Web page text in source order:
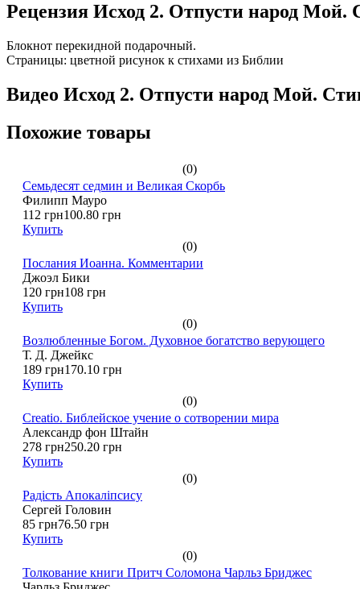
Рецензия Исход 2. Отпусти народ Мой.
Блокнот перекидной подарочный.
Страницы: цветной рисунок к стихами из Библии
Видео Исход 2. Отпусти народ Мой.
Похожие товары
(0)
Семьдесят седмин и Великая Скорбь
Филипп Мауро
112 грн100.80 грн
Купить
(0)
Послания Иоанна. Комментарии
Джоэл Бики
120 грн108 грн
Купить
(0)
Возлюбленные Богом. Духовное богатство верующего
Т. Д. Джейкс
189 грн170.10 грн
Купить
(0)
Creatio. Библейское учение о сотворении мира
Александр фон Штайн
278 грн250.20 грн
Купить
(0)
Радiсть Апокалiпсису
Сергей Головин
85 грн76.50 грн
Купить
(0)
Толкование книги Притч Соломона Чарльз Бриджес